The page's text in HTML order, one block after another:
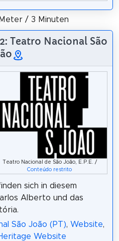
/ 3 Minuten
Teatro Nacional São
Teatro Nacional de São João, E.P.E. /
Conteúdo restrito
sich in diesem
Alberto und das
São João (PT), Website,
Website